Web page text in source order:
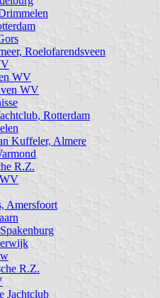
Roelofarendsveen
WV
WV
Rotterdam
Kuffeler, Almere
R.Z.
Amersfoort
R.Z.
Jachtclub